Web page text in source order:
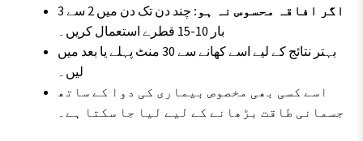
اگر افاقہ محسوس نہ ہو:
چند دن تک دن میں 2 سے 3
بار 10-15 قطرے استعمال کریں۔
بہتر نتائج کے لیے اسے کھانے سے 30 منٹ پہلے یا بعد میں
لیں۔
اسے کسی بھی مخصوص بیماری کی دوا کے ساتھ
جسمانی طاقت بڑھانے کے لیے لیا جا سکتا ہے۔